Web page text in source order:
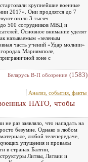
крупнейшие военные
2017». Они продлятся до 7
около 3 тысяч
500 сотрудников МВД и
Основное внимание уделят
называемым «зеленым
часть учений «Удар молнии»
Мариямполе,
зоне с
Беларусь В-П обозрение (1583)
Анализ, события, факты
НАТО, чтобы
не раз заявляло, что нападать на
безумие. Однако в любом
любой телепередаче,
упущения и провалы
в странах Балтии,
структуры Литвы, Латвии и